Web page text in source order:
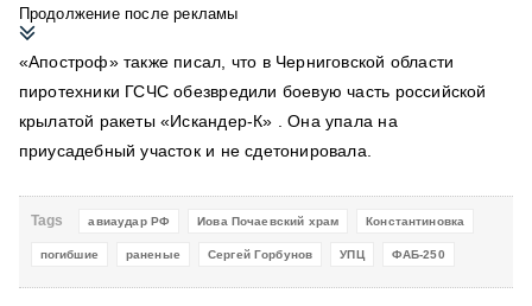
Продолжение после рекламы
«Апостроф» также писал, что в Черниговской области
пиротехники ГСЧС обезвредили боевую часть российской
крылатой ракеты «Искандер-К» . Она упала на
приусадебный участок и не сдетонировала.
Tags авиаудар РФ Иова Почаевский храм Константиновка
погибшие раненые Сергей Горбунов УПЦ ФАБ-250